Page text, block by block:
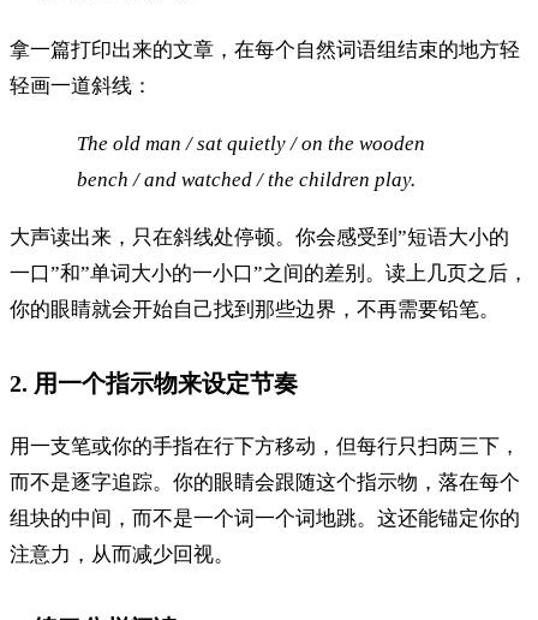
拿一篇打印出来的文章，在每个自然词语组结束的地方轻
轻画一道斜线：
The old man / sat quietly / on the wooden
bench / and watched / the children play.
大声读出来，只在斜线处停顿。你会感受到”短语大小的
一口”和”单词大小的一小口”之间的差别。读上几页之后，
你的眼睛就会开始自己找到那些边界，不再需要铅笔。
2. 用一个指示物来设定节奏
用一支笔或你的手指在行下方移动，但每行只扫两三下，
而不是逐字追踪。你的眼睛会跟随这个指示物，落在每个
组块的中间，而不是一个词一个词地跳。这还能锚定你的
注意力，从而减少回视。